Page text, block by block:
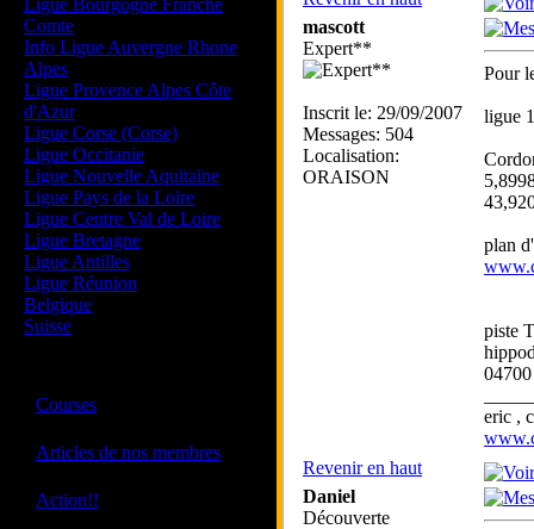
Ligue Bourgogne Franche
Comte
Info Ligue Auvergne Rhone
Alpes
Ligue Provence Alpes Côte
d'Azur
Ligue Corse (Corse)
Ligue Occitanie
Ligue Nouvelle Aquitaine
Ligue Pays de la Loire
Ligue Centre Val de Loire
Ligue Bretagne
Ligue Antilles
Ligue Réunion
Belgique
Suisse
Courses
Articles de nos membres
Action!!
mascott
Expert**
Inscrit le: 29/09/2007
Messages: 504
Localisation:
ORAISON
Pour
ligue
plan
piste
eric ,
Revenir en haut
Daniel
Découverte